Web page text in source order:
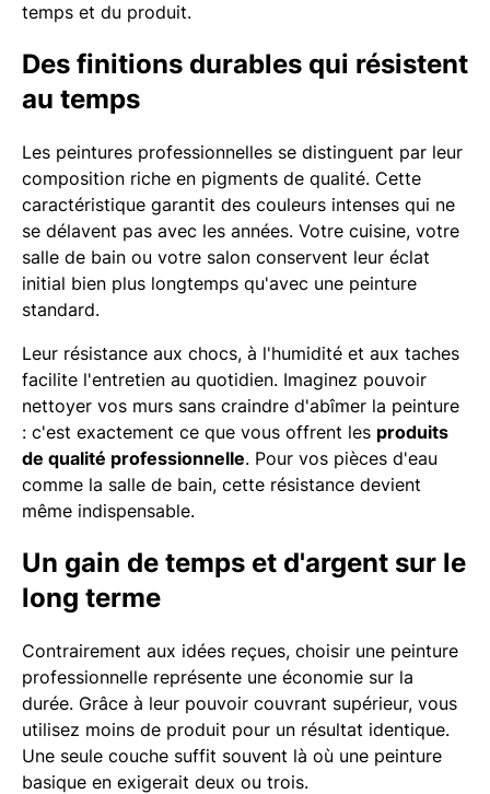
temps et du produit.
Des finitions durables qui résistent
au temps
Les peintures professionnelles se distinguent par leur
composition riche en pigments de qualité. Cette
caractéristique garantit des couleurs intenses qui ne
se délavent pas avec les années. Votre cuisine, votre
salle de bain ou votre salon conservent leur éclat
initial bien plus longtemps qu'avec une peinture
standard.
Leur résistance aux chocs, à l'humidité et aux taches
facilite l'entretien au quotidien. Imaginez pouvoir
nettoyer vos murs sans craindre d'abîmer la peinture
: c'est exactement ce que vous offrent les produits
de qualité professionnelle. Pour vos pièces d'eau
comme la salle de bain, cette résistance devient
même indispensable.
Un gain de temps et d'argent sur le
long terme
Contrairement aux idées reçues, choisir une peinture
professionnelle représente une économie sur la
durée. Grâce à leur pouvoir couvrant supérieur, vous
utilisez moins de produit pour un résultat identique.
Une seule couche suffit souvent là où une peinture
basique en exigerait deux ou trois.